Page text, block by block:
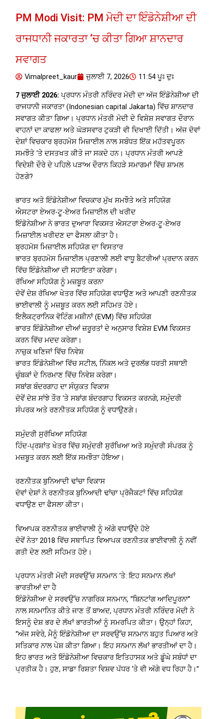
PM Modi Visit: PM ਮੋਦੀ ਦਾ ਇੰਡੋਨੇਸ਼ੀਆ ਦੀ
ਰਾਜਧਾਨੀ ਜਕਾਰਤਾ ‘ਚ ਕੀਤਾ ਗਿਆ ਸ਼ਾਨਦਾਰ
ਸਵਾਗਤ
Vimalpreet_kaur ਜੁਲਾਈ 7, 2026 11:54 ਪੂਃ ਦੁਃ
7 ਜੁਲਾਈ 2026: ਪ੍ਰਧਾਨ ਮੰਤਰੀ ਨਰਿੰਦਰ ਮੋਦੀ ਦਾ ਅੱਜ ਇੰਡੋਨੇਸ਼ੀਆ ਦੀ
ਰਾਜਧਾਨੀ ਜਕਾਰਤਾ (Indonesian capital Jakarta) ਵਿੱਚ ਸ਼ਾਨਦਾਰ
ਸਵਾਗਤ ਕੀਤਾ ਗਿਆ। ਪ੍ਰਧਾਨ ਮੰਤਰੀ ਮੋਦੀ ਦੇ ਵਿਸ਼ੇਸ਼ ਸਵਾਗਤ ਦੌਰਾਨ
ਵਾਹਨਾਂ ਦਾ ਕਾਫਲਾ ਅਤੇ ਘੋੜਸਵਾਰ ਟੁਕੜੀ ਵੀ ਦਿਖਾਈ ਦਿੱਤੀ। ਅੱਜ ਦੋਵਾਂ
ਦੇਸ਼ਾਂ ਵਿਚਕਾਰ ਬ੍ਰਹਮੋਸ ਮਿਜ਼ਾਈਲ ਨਾਲ ਸਬੰਧਤ ਇੱਕ ਮਹੱਤਵਪੂਰਨ
ਸਮਝੌਤੇ ‘ਤੇ ਦਸਤਖਤ ਕੀਤੇ ਜਾ ਸਕਦੇ ਹਨ। ਪ੍ਰਧਾਨ ਮੰਤਰੀ ਆਪਣੇ
ਵਿਦੇਸ਼ੀ ਦੌਰੇ ਦੇ ਪਹਿਲੇ ਪੜਾਅ ਦੌਰਾਨ ਕਿਹੜੇ ਸਮਾਗਮਾਂ ਵਿੱਚ ਸ਼ਾਮਲ
ਹੋਣਗੇ?
ਭਾਰਤ ਅਤੇ ਇੰਡੋਨੇਸ਼ੀਆ ਵਿਚਕਾਰ ਮੁੱਖ ਸਮਝੌਤੇ ਅਤੇ ਸਹਿਯੋਗ
ਐਸਟਰਾ ਏਅਰ-ਟੂ-ਏਅਰ ਮਿਜ਼ਾਈਲ ਦੀ ਖਰੀਦ
ਇੰਡੋਨੇਸ਼ੀਆ ਨੇ ਭਾਰਤ ਦੁਆਰਾ ਵਿਕਸਤ ਐਸਟਰਾ ਏਅਰ-ਟੂ-ਏਅਰ
ਮਿਜ਼ਾਈਲ ਖਰੀਦਣ ਦਾ ਫੈਸਲਾ ਕੀਤਾ ਹੈ।
ਬ੍ਰਹਮੋਸ ਮਿਜ਼ਾਈਲ ਸਹਿਯੋਗ ਦਾ ਵਿਸਤਾਰ
ਭਾਰਤ ਬ੍ਰਹਮੋਸ ਮਿਜ਼ਾਈਲ ਪ੍ਰਣਾਲੀ ਲਈ ਵਾਧੂ ਬੈਟਰੀਆਂ ਪ੍ਰਦਾਨ ਕਰਨ
ਵਿੱਚ ਇੰਡੋਨੇਸ਼ੀਆ ਦੀ ਸਹਾਇਤਾ ਕਰੇਗਾ।
ਰੱਖਿਆ ਸਹਿਯੋਗ ਨੂੰ ਮਜ਼ਬੂਤ ​​ਕਰਨਾ
ਦੋਵੇਂ ਦੇਸ਼ ਰੱਖਿਆ ਖੇਤਰ ਵਿੱਚ ਸਹਿਯੋਗ ਵਧਾਉਣ ਅਤੇ ਆਪਣੀ ਰਣਨੀਤਕ
ਭਾਈਵਾਲੀ ਨੂੰ ਮਜ਼ਬੂਤ ​​ਕਰਨ ਲਈ ਸਹਿਮਤ ਹੋਏ।
ਇਲੈਕਟ੍ਰਾਨਿਕ ਵੋਟਿੰਗ ਮਸ਼ੀਨਾਂ (EVM) ਵਿੱਚ ਸਹਿਯੋਗ
ਭਾਰਤ ਇੰਡੋਨੇਸ਼ੀਆ ਦੀਆਂ ਜ਼ਰੂਰਤਾਂ ਦੇ ਅਨੁਸਾਰ ਵਿਸ਼ੇਸ਼ EVM ਵਿਕਸਤ
ਕਰਨ ਵਿੱਚ ਮਦਦ ਕਰੇਗਾ।
ਨਾਜ਼ੁਕ ਖਣਿਜਾਂ ਵਿੱਚ ਨਿਵੇਸ਼
ਭਾਰਤ ਇੰਡੋਨੇਸ਼ੀਆ ਵਿੱਚ ਸਟੀਲ, ਨਿੱਕਲ ਅਤੇ ਦੁਰਲੱਭ ਧਰਤੀ ਸਥਾਈ
ਚੁੰਬਕਾਂ ਦੇ ਨਿਰਮਾਣ ਵਿੱਚ ਨਿਵੇਸ਼ ਕਰੇਗਾ।
ਸਬਾਂਗ ਬੰਦਰਗਾਹ ਦਾ ਸੰਯੁਕਤ ਵਿਕਾਸ
ਦੋਵੇਂ ਦੇਸ਼ ਸਾਂਝੇ ਤੌਰ ‘ਤੇ ਸਬਾਂਗ ਬੰਦਰਗਾਹ ਵਿਕਸਤ ਕਰਨਗੇ, ਸਮੁੰਦਰੀ
ਸੰਪਰਕ ਅਤੇ ਰਣਨੀਤਕ ਸਹਿਯੋਗ ਨੂੰ ਵਧਾਉਣਗੇ।
ਸਮੁੰਦਰੀ ਸੁਰੱਖਿਆ ਸਹਿਯੋਗ
ਹਿੰਦ-ਪ੍ਰਸ਼ਾਂਤ ਖੇਤਰ ਵਿੱਚ ਸਮੁੰਦਰੀ ਸੁਰੱਖਿਆ ਅਤੇ ਸਮੁੰਦਰੀ ਸੰਪਰਕ ਨੂੰ
ਮਜ਼ਬੂਤ ​​ਕਰਨ ਲਈ ਇੱਕ ਸਮਝੌਤਾ ਹੋਇਆ।
ਰਣਨੀਤਕ ਬੁਨਿਆਦੀ ਢਾਂਚਾ ਵਿਕਾਸ
ਦੋਵਾਂ ਦੇਸ਼ਾਂ ਨੇ ਰਣਨੀਤਕ ਬੁਨਿਆਦੀ ਢਾਂਚਾ ਪ੍ਰੋਜੈਕਟਾਂ ਵਿੱਚ ਸਹਿਯੋਗ
ਵਧਾਉਣ ਦਾ ਫੈਸਲਾ ਕੀਤਾ।
ਵਿਆਪਕ ਰਣਨੀਤਕ ਭਾਈਵਾਲੀ ਨੂੰ ਅੱਗੇ ਵਧਾਉਂਦੇ ਹੋਏ
ਦੋਵੇਂ ਨੇਤਾ 2018 ਵਿੱਚ ਸਥਾਪਿਤ ਵਿਆਪਕ ਰਣਨੀਤਕ ਭਾਈਵਾਲੀ ਨੂੰ ਨਵੀਂ
ਗਤੀ ਦੇਣ ਲਈ ਸਹਿਮਤ ਹੋਏ।
ਪ੍ਰਧਾਨ ਮੰਤਰੀ ਮੋਦੀ ਸਰਵਉੱਚ ਸਨਮਾਨ ‘ਤੇ: ਇਹ ਸਨਮਾਨ ਲੱਖਾਂ
ਭਾਰਤੀਆਂ ਦਾ ਹੈ
ਇੰਡੋਨੇਸ਼ੀਆ ਦੇ ਸਰਵਉੱਚ ਨਾਗਰਿਕ ਸਨਮਾਨ, “ਬਿਨਟਾਂਗ ਆਦਿਪੂਰਨਾ”
ਨਾਲ ਸਨਮਾਨਿਤ ਕੀਤੇ ਜਾਣ ਤੋਂ ਬਾਅਦ, ਪ੍ਰਧਾਨ ਮੰਤਰੀ ਨਰਿੰਦਰ ਮੋਦੀ ਨੇ
ਇਸਨੂੰ ਦੇਸ਼ ਭਰ ਦੇ ਲੱਖਾਂ ਭਾਰਤੀਆਂ ਨੂੰ ਸਮਰਪਿਤ ਕੀਤਾ। ਉਨ੍ਹਾਂ ਕਿਹਾ,
“ਅੱਜ ਸਵੇਰੇ, ਮੈਨੂੰ ਇੰਡੋਨੇਸ਼ੀਆ ਦਾ ਸਰਵਉੱਚ ਸਨਮਾਨ ਬਹੁਤ ਪਿਆਰ ਅਤੇ
ਸਤਿਕਾਰ ਨਾਲ ਪੇਸ਼ ਕੀਤਾ ਗਿਆ। ਇਹ ਸਨਮਾਨ ਲੱਖਾਂ ਭਾਰਤੀਆਂ ਦਾ ਹੈ।
ਇਹ ਭਾਰਤ ਅਤੇ ਇੰਡੋਨੇਸ਼ੀਆ ਵਿਚਕਾਰ ਇਤਿਹਾਸਕ ਅਤੇ ਡੂੰਘੇ ਸਬੰਧਾਂ ਦਾ
ਪ੍ਰਤੀਕ ਹੈ। ਹੁਣ, ਸਾਡਾ ਰਿਸ਼ਤਾ ਵਿਸ਼ਵ ਪੱਧਰ ‘ਤੇ ਵੀ ਅੱਗੇ ਵਧ ਰਿਹਾ ਹੈ।”